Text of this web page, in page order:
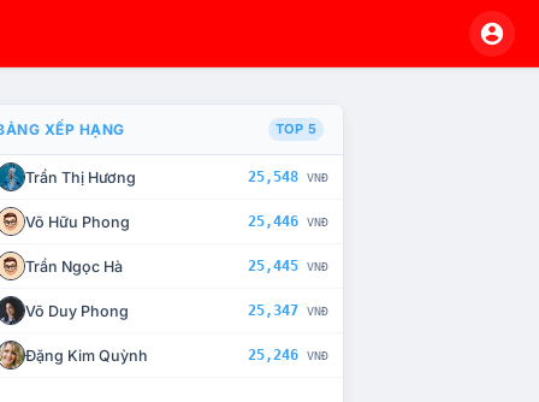
CHẾ TÀI XỬ LÝ VI PHẠM
XẾP HẠNG TOP 5
Trần Thị Hương 25,548 VNĐ
Võ Hữu Phong 25,446 VNĐ
Trần Ngọc Hà 25,445 VNĐ
Võ Duy Phong 25,347 VNĐ
Đặng Kim Quỳnh 25,246 VNĐ